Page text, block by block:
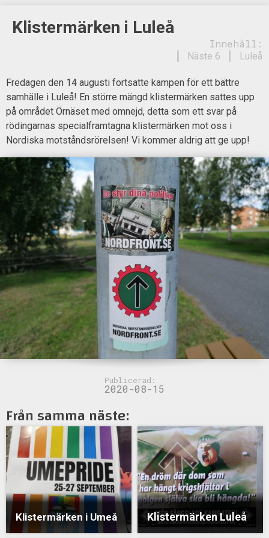
Klistermärken i Luleå
Innehåll:
Luleå
Näste 6
Fredagen den 14 augusti fortsatte kampen för ett bättre
samhälle i Luleå! En större mängd klistermärken sattes upp
på området Örnäset med omnejd, detta som ett svar på
rödingarnas specialframtagna klistermärken mot oss i
Nordiska motståndsrörelsen! Vi kommer aldrig att ge upp!
Publicerad:
2020-08-15
Från samma näste:
Klistermärken i Umeå Klistermärken Luleå